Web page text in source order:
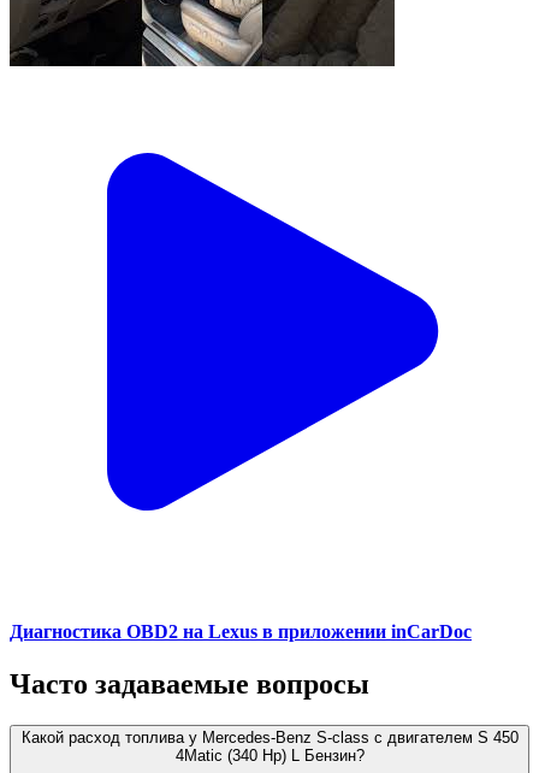
Диагностика OBD2 на Lexus в приложении inCarDoc
Часто задаваемые вопросы
Какой расход топлива у Mercedes-Benz S-class с двигателем S 450
4Matic (340 Hp) L Бензин?